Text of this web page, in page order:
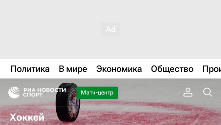
Политика В мире Экономика Общество
Матч-центр
Хоккей